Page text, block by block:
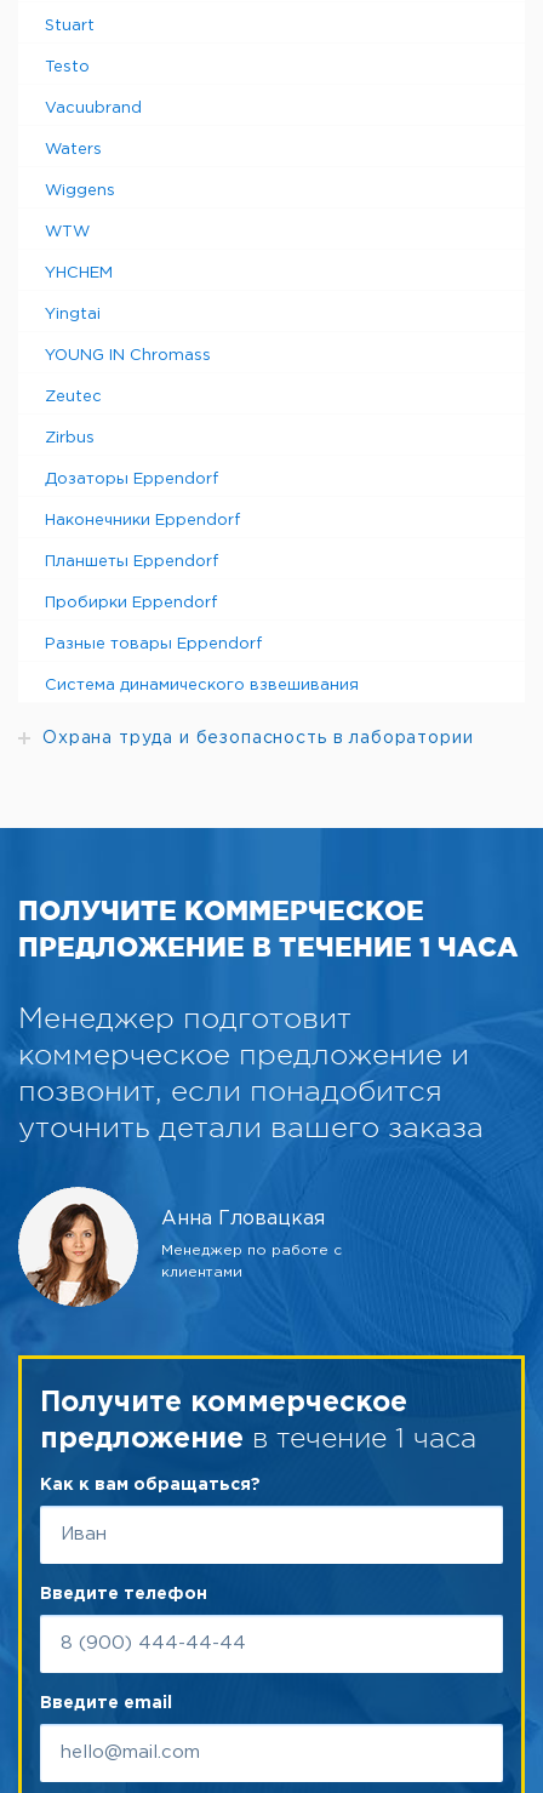
Stuart
Testo
Vacuubrand
Waters
Wiggens
WTW
YHCHEM
Yingtai
YOUNG IN Chromass
Zeutec
Zirbus
Дозаторы Eppendorf
Наконечники Eppendorf
Планшеты Eppendorf
Пробирки Eppendorf
Разные товары Eppendorf
Система динамического взвешивания
Охрана труда и безопасность в лаборатории
ПОЛУЧИТЕ КОММЕРЧЕСКОЕ
ПРЕДЛОЖЕНИЕ В ТЕЧЕНИЕ 1 ЧАСА
Менеджер подготовит
коммерческое предложение и
позвонит, если понадобится
уточнить детали вашего заказа
Анна Гловацкая
Менеджер по работе с
клиентами
Получите коммерческое
предложение в течение 1 часа
Как к вам обращаться?
Введите телефон
Введите email